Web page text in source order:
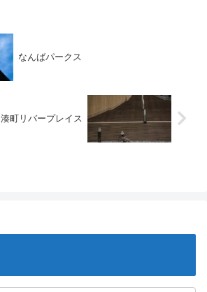
なんばパークス
湊町リバープレイス